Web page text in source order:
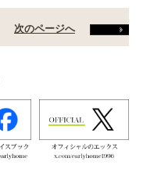
次のページへ